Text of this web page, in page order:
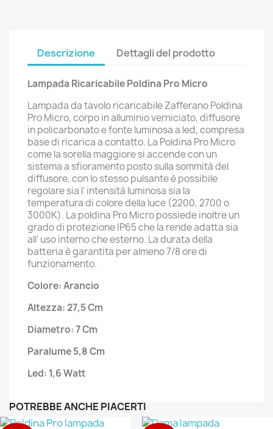
Descrizione Dettagli del prodotto
Lampada Ricaricabile Poldina Pro Micro
Lampada da tavolo ricaricabile Zafferano Poldina
Pro Micro, corpo in alluminio verniciato, diffusore
in policarbonato e fonte luminosa a led, compresa
base di ricarica a contatto. La Poldina Pro Micro
come la sorella maggiore si accende con un
sistema a sfioramento posto sulla sommità del
diffusore, con lo stesso pulsante è possibile
regolare sia l' intensità luminosa sia la
temperatura di colore della luce (2200, 2700 o
3000K). La poldina Pro Micro possiede inoltre un
grado di protezione IP65 che la rende adatta sia
all' uso interno che esterno. La durata della
batteria è garantita per almeno 7/8 ore di
funzionamento.
Colore: Arancio
Altezza: 27,5 Cm
Diametro: 7 Cm
Paralume 5,8 Cm
Led: 1,6 Watt
POTREBBE ANCHE PIACERTI